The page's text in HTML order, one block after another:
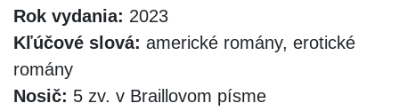
Rok vydania: 2023
Kľúčové slová: americké romány, erotické
romány
Nosič: 5 zv. v Braillovom písme